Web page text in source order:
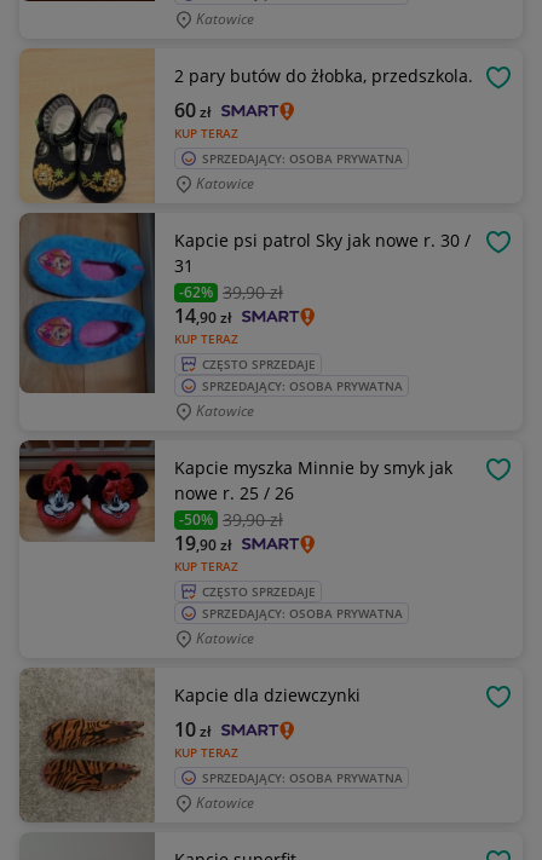
Katowice
2 pary butów do żłobka, przedszkola.
KUP TERAZ
60zł
SPRZEDAJĄCY: OSOBA PRYWATNA
Katowice
Kapcie psi patrol Sky jak nowe r. 30 /
31
-62% 39,90 zł
KUP TERAZ
14,90zł
CZĘSTO SPRZEDAJE
SPRZEDAJĄCY: OSOBA PRYWATNA
Katowice
Kapcie myszka Minnie by smyk jak
nowe r. 25 / 26
-50% 39,90 zł
KUP TERAZ
19,90zł
CZĘSTO SPRZEDAJE
SPRZEDAJĄCY: OSOBA PRYWATNA
Katowice
Kapcie dla dziewczynki
KUP TERAZ
10zł
SPRZEDAJĄCY: OSOBA PRYWATNA
Katowice